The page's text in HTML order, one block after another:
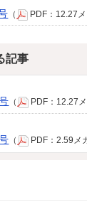
（ PDF：12.27メ
記事
（ PDF：12.27メ
（ PDF：2.59メ